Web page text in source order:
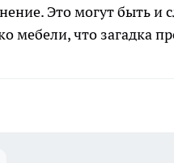
Это могут быть и
мебели, что загадка